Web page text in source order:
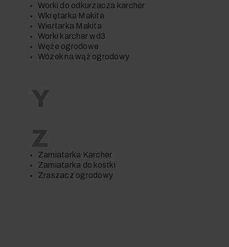
Worki do odkurzacza karcher
Wkrętarka Makita
Wiertarka Makita
Worki karcher wd3
Węże ogrodowe
Wózek na wąż ogrodowy
Zamiatarka Karcher
Zamiatarka do kostki
Zraszacz ogrodowy